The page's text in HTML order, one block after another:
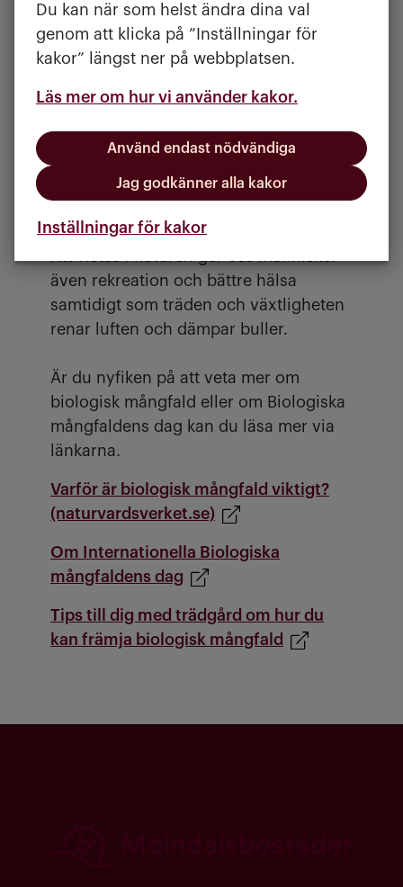
Du kan när som helst ändra dina val
genom att klicka på ”Inställningar för
kakor” längst ner på webbplatsen.
Läs mer om hur vi använder kakor.
Använd endast nödvändiga
Jag godkänner alla kakor
Inställningar för kakor
skadedjur i våra grödor. Naturen ger
oss ekosystemtjänster som trävirke,
råvaror för framställning av mediciner
biologiskt material.
Naturen och människan
även rekreation och bättre hälsa
samtidigt som träden och växtligheten
renar luften och dämpar buller.
Är du nyfiken på att veta mer om
biologisk mångfald eller om Biologiska
mångfaldens dag kan du läsa mer via
länkarna.
Varför är biologisk mångfald viktigt?
(naturvardsverket.se)
Om Internationella Biologiska
mångfaldens dag
Tips till dig med trädgård om hur du
kan främja biologisk mångfald